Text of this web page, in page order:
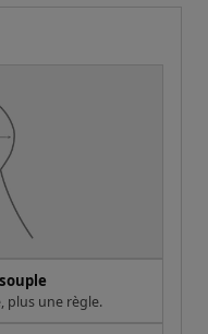
plus une règle.